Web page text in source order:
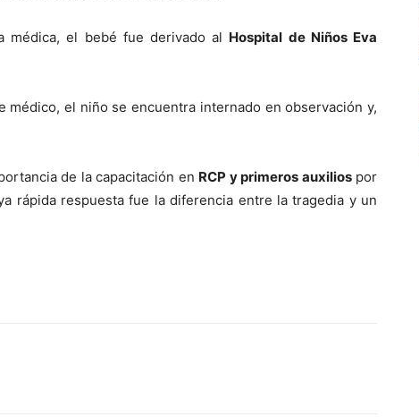
médica, el bebé fue derivado al Hospital de Niños Eva
el niño se encuentra internado en observación y,
de la capacitación en RCP y primeros auxiliospor
rápida respuesta fue la diferencia entre la tragedia y un